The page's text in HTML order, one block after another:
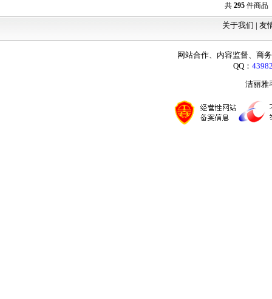
共 295件商品
关于我们 | 友
网站合作、内容监督、商
QQ：
洁丽雅